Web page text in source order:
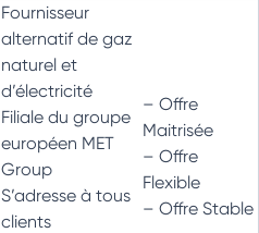
Fournisseur
alternatif de gaz
naturel et
d’électricité
Filiale du groupe
européen MET
Group
S’adresse à tous
clients
– Offre
Maitrisée
– Offre
Flexible
– Offre Stable